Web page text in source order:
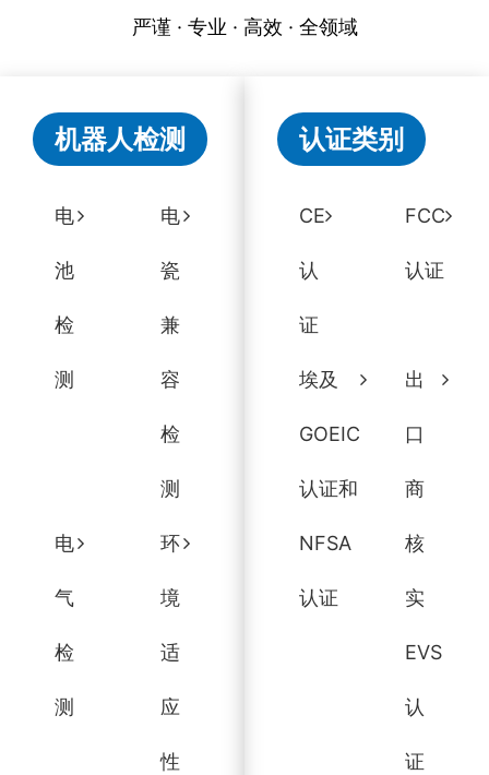
严谨 · 专业 · 高效 · 全领域
机器人检测
电
池
检
测
电
瓷
兼
容
检
测
电
气
检
测
环
境
适
应
性
认证类别
CE
认
证
FCC
认证
埃及
GOEIC
认证和
NFSA
认证
出
口
商
核
实
EVS
认
证